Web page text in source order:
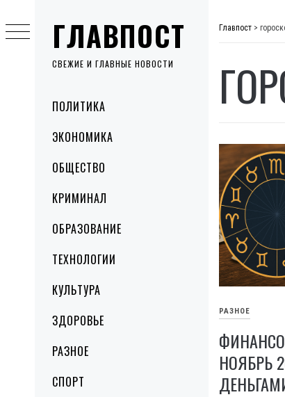
ГЛАВПОСТ
СВЕЖИЕ И ГЛАВНЫЕ НОВОСТИ
MenuПОЛИТИКА
ЭКОНОМИКА
ОБЩЕСТВО
КРИМИНАЛ
ОБРАЗОВАНИЕ
ТЕХНОЛОГИИ
КУЛЬТУРА
ЗДОРОВЬЕ
РАЗНОЕ
СПОРТ
to
content
Главпост >
РАЗНОЕ
НОЯБРЬ